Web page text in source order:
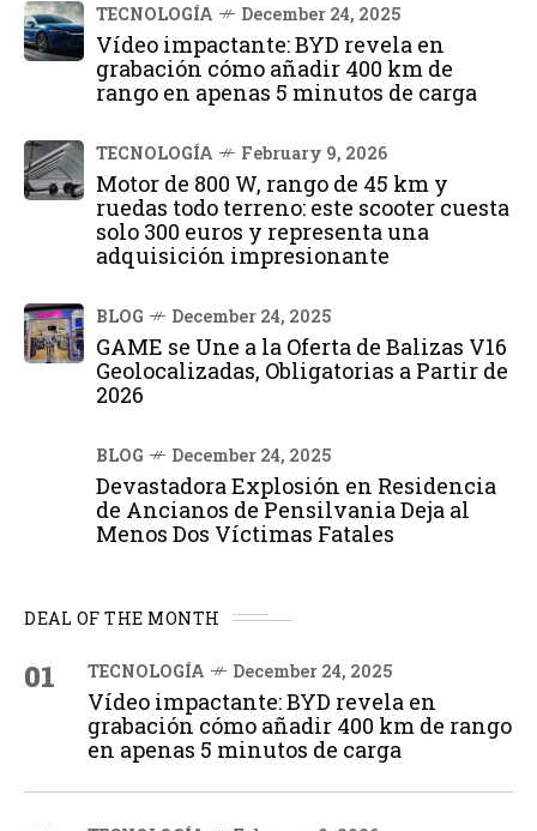
TECNOLOGÍA December 24, 2025
Vídeo impactante: BYD revela en
grabación cómo añadir 400 km de
rango en apenas 5 minutos de carga
TECNOLOGÍA February 9, 2026
Motor de 800 W, rango de 45 km y
ruedas todo terreno: este scooter cuesta
solo 300 euros y representa una
adquisición impresionante
BLOG December 24, 2025
GAME se Une a la Oferta de Balizas V16
Geolocalizadas, Obligatorias a Partir de
2026
BLOG December 24, 2025
Devastadora Explosión en Residencia
de Ancianos de Pensilvania Deja al
Menos Dos Víctimas Fatales
DEAL OF THE MONTH
01 TECNOLOGÍA December 24, 2025
Vídeo impactante: BYD revela en
grabación cómo añadir 400 km de rango
en apenas 5 minutos de carga